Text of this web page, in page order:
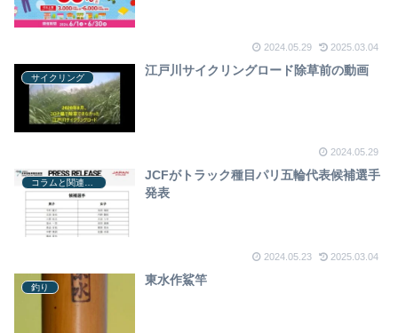
2024.05.29 2025.03.04
サイクリング
江戸川サイクリングロード除草前の動画
2024.05.29
JCFがトラック種目パリ五輪代表候補選手
発表
2024.05.23 2025.03.04
釣り
東水作鯊竿